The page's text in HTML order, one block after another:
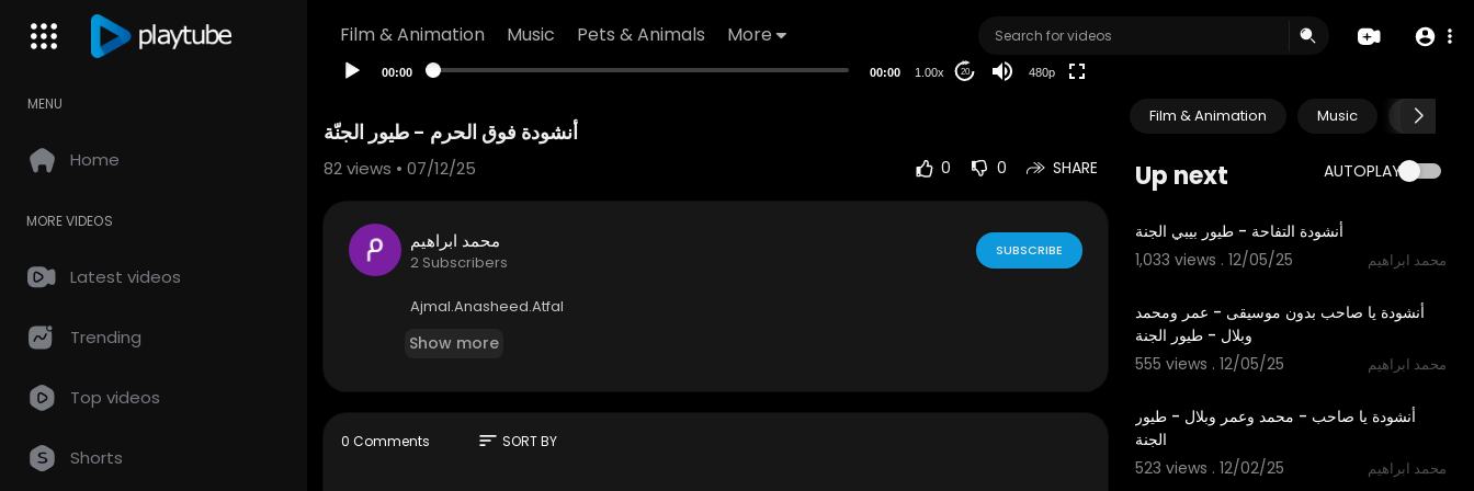
Film & Animation Music Pets & Animals More
MENU
Home
MORE VIDEOS
Latest videos
Trending
Top videos
Shorts
00:00 00:00 1.00x 20 480p
Film & Animation Music Pets &
Up next AUTOPLAY
أنشودة التفاحة - طيور بيبي الجنة
1,033 views . 12/05/25
محمد ابراهيم
أنشودة يا صاحب بدون موسيقى - عمر ومحمد
وبلال - طيور الجنة
555 views . 12/05/25
محمد ابراهيم
أنشودة يا صاحب - محمد وعمر وبلال - طيور
الجنة
523 views . 12/02/25
محمد ابراهيم
أنشودة فوق الحرم - طيور الجنّة
82views • 07/12/25 0 0 SHARE
محمد ابراهيم
2 Subscribers
SUBSCRIBE
⁣⁣Ajmal.Anasheed.Atfal
Show more
0 Comments sort SORT BY